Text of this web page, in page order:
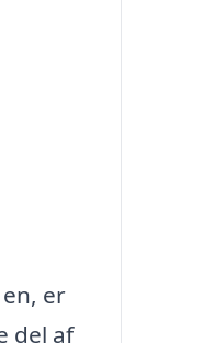
er
del af